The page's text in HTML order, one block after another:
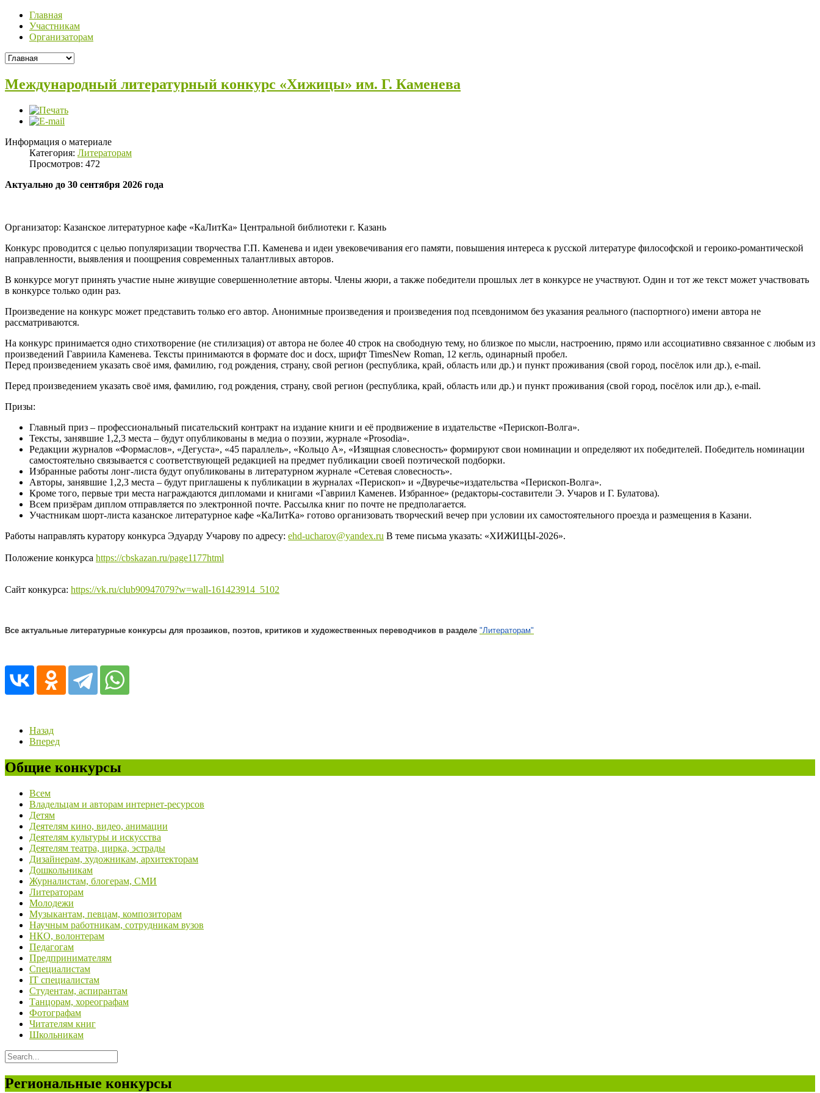
Главная
Участникам
Организаторам
Международный литературный конкурс «Хижицы» им. Г. Каменева
Информация о материале
Категория: Литераторам
Просмотров: 472
Актуально до 30 сентября 2026 года
Организатор: Казанское литературное кафе «КаЛитКа» Центральной библиотеки г. Казань
Конкурс проводится с целью популяризации творчества Г.П. Каменева и идеи увековечивания его памяти, повышения интереса к русской литературе философской и героико-романтической
направленности, выявления и поощрения современных талантливых авторов.
В конкурсе могут принять участие ныне живущие совершеннолетние авторы. Члены жюри, а также победители прошлых лет в конкурсе не участвуют. Один и тот же текст может участвовать
в конкурсе только один раз.
Произведение на конкурс может представить только его автор. Анонимные произведения и произведения под псевдонимом без указания реального (паспортного) имени автора не
рассматриваются.
На конкурс принимается одно стихотворение (не стилизация) от автора не более 40 строк на свободную тему, но близкое по мысли, настроению, прямо или ассоциативно связанное с любым из
произведений Гавриила Каменева. Тексты принимаются в формате doc и docx, шрифт TimesNew Roman, 12 кегль, одинарный пробел.
Перед произведением указать своё имя, фамилию, год рождения, страну, свой регион (республика, край, область или др.) и пункт проживания (свой город, посёлок или др.), e-mail.
Перед произведением указать своё имя, фамилию, год рождения, страну, свой регион (республика, край, область или др.) и пункт проживания (свой город, посёлок или др.), e-mail.
Призы:
Главный приз – профессиональный писательский контракт на издание книги и её продвижение в издательстве «Перископ-Волга».
Тексты, занявшие 1,2,3 места – будут опубликованы в медиа о поэзии, журнале «Prosodia».
Редакции журналов «Формаслов», «Дегуста», «45 параллель», «Кольцо А», «Изящная словесность» формируют свои номинации и определяют их победителей. Победитель номинации
самостоятельно связывается с соответствующей редакцией на предмет публикации своей поэтической подборки.
Избранные работы лонг-листа будут опубликованы в литературном журнале «Сетевая словесность».
Авторы, занявшие 1,2,3 места – будут приглашены к публикации в журналах «Перископ» и «Двуречье»издательства «Перископ-Волга».
Кроме того, первые три места награждаются дипломами и книгами «Гавриил Каменев. Избранное» (редакторы-составители Э. Учаров и Г. Булатова).
Всем призёрам диплом отправляется по электронной почте. Рассылка книг по почте не предполагается.
Участникам шорт-листа казанское литературное кафе «КаЛитКа» готово организовать творческий вечер при условии их самостоятельного проезда и размещения в Казани.
Работы направлять куратору конкурса Эдуарду Учарову по адресу: ehd-ucharov@yandex.ru В теме письма указать: «ХИЖИЦЫ-2026».
Положение конкурса https://cbskazan.ru/page1177html
Сайт конкурса: https://vk.ru/club90947079?w=wall-161423914_5102
Все актуальные литературные конкурсы для прозаиков, поэтов, критиков и художественных переводчиков в разделе "Литераторам"
Назад
Вперед
Общие конкурсы
Всем
Владельцам и авторам интернет-ресурсов
Детям
Деятелям кино, видео, анимации
Деятелям культуры и искусства
Деятелям театра, цирка, эстрады
Дизайнерам, художникам, архитекторам
Дошкольникам
Журналистам, блогерам, СМИ
Литераторам
Молодежи
Музыкантам, певцам, композиторам
Научным работникам, сотрудникам вузов
НКО, волонтерам
Педагогам
Предпринимателям
Специалистам
IT специалистам
Студентам, аспирантам
Танцорам, хореографам
Фотографам
Читателям книг
Школьникам
Региональные конкурсы